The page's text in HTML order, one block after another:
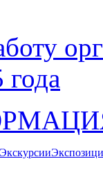
года
Экскурсии